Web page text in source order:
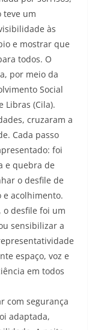
teve um
às
e mostrar que
todos. O
por meio da
Social
Libras (Cila).
cruzaram a
Cada passo
foi
e quebra de
o desfile de
e acolhimento.
o desfile foi um
sensibilizar a
espaço, voz e
em todos
com segurança
adaptada,